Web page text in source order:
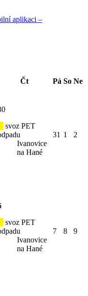
aplikaci –
Čt Pá So Ne
svoz PET
Ivanovice
na Hané
31 1 2
svoz PET
Ivanovice
na Hané
7 8 9